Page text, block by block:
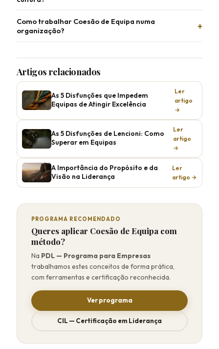
Como trabalhar Coesão de Equipa numa
organização?
Artigos relacionados
As 5 Disfunções que Impedem
Equipas de Atingir Excelência
Ler
artigo
→
As 5 Disfunções de Lencioni: Como
Superar em Equipas
Ler
artigo
→
A Importância do Propósito e da
Visão na Liderança
Ler
artigo →
PROGRAMA RECOMENDADO
Queres aplicar Coesão de Equipa com
método?
Na PDL — Programa para Empresas
trabalhamos estes conceitos de forma prática,
com ferramentas e certificação reconhecida.
Ver programa
CIL — Certificação em Liderança